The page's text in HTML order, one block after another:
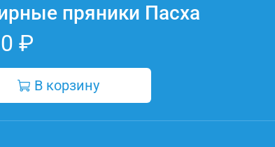
пряники Пасха
₽
В корзину